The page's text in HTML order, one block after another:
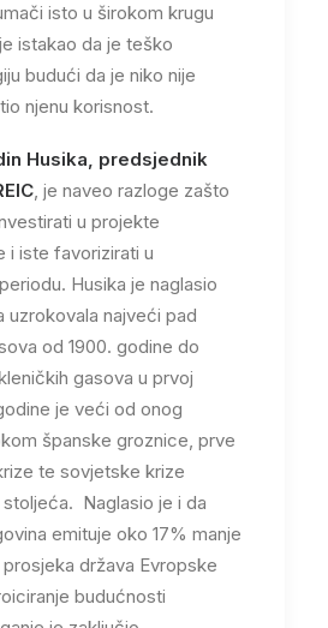
isto u širokom krugu
istakao da je teško
budući da je niko nije
njenu korisnost.
Husika, predsjednik
, je naveo razloge zašto
u projekte
i iste favorizirati u
Husika je naglasio
uzrokovala najveći pad
od 1900. godine do
gasova u prvoj
je veći od onog
španske groznice, prve
te sovjetske krize
Naglasio je i da
emituje oko 17% manje
država Evropske
budućnosti